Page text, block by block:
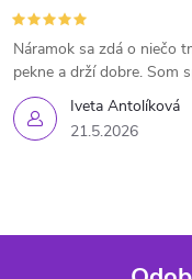
Iveta Antolíková
21.5.2026
Náramok sa zdá o niečo
pekne a drží dobre. Som